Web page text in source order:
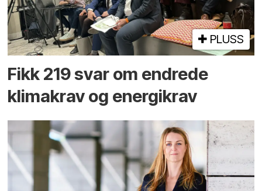
PLUSS
Fikk 219 svar om endrede
klimakrav og energikrav